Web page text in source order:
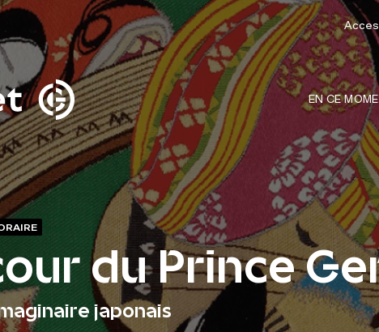
Fermer la modale de recherche
EN CE
du Prince
japonais